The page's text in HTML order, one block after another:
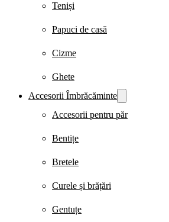
Teniși
Papuci de casă
Cizme
Ghete
Accesorii Îmbrăcăminte
Accesorii pentru păr
Bentițe
Bretele
Curele și brățări
Gentuțe